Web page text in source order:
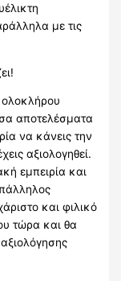
με τις
ολοκλήρου
αποτελέσματα
να κάνεις την
αξιολογηθεί.
εμπειρία και
και φιλικό
τώρα και θα